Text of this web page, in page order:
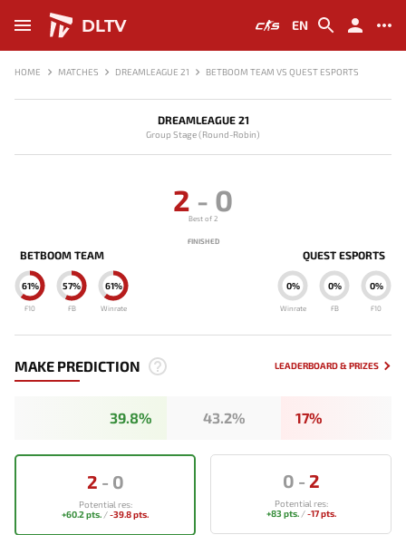
DLTV EN
HOME MATCHES DREAMLEAGUE 21 BETBOOM TEAM VS QUEST ESPORTS
DREAMLEAGUE 21
Group Stage (Round-Robin)
BETBOOM TEAM
61%
Winrate
57%
FB
61%
F10
2 - 0
Best of 2
FINISHED
QUEST ESPORTS
0%
Winrate
0%
FB
0%
F10
MAKE PREDICTION LEADERBOARD & PRIZES
39.8% 43.2% 17%
2 - 0
Potential res:
+60.2 pts. /-39.8 pts.
0 - 2
Potential res:
+83 pts./-17 pts.